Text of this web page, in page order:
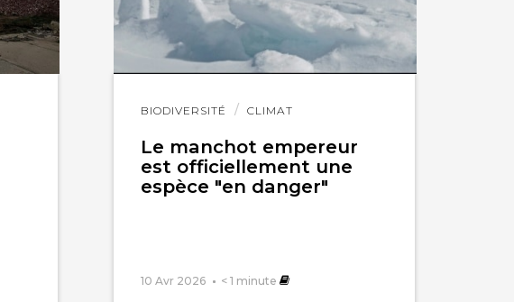
BIODIVERSITÉ CLIMAT
Le manchot empereur
est officiellement une
espèce "en danger"
10 Avr 2026 < 1 minute
Lire